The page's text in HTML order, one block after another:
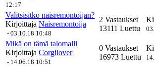
12:17
Valitsisitko naisremontoijan?
Kirjoittaja Naisremontoija
- 03.10.18 10:48
2 Vastaukset
13111 Luettu
Mikä on tämä talomalli
Kirjoittaja Corgilover
- 14.06.18 10:51
0 Vastaukset
16973 Luettu